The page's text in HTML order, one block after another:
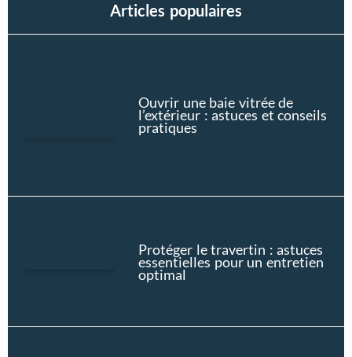
Articles populaires
Ouvrir une baie vitrée de
l’extérieur : astuces et conseils
pratiques
Protéger le travertin : astuces
essentielles pour un entretien
optimal